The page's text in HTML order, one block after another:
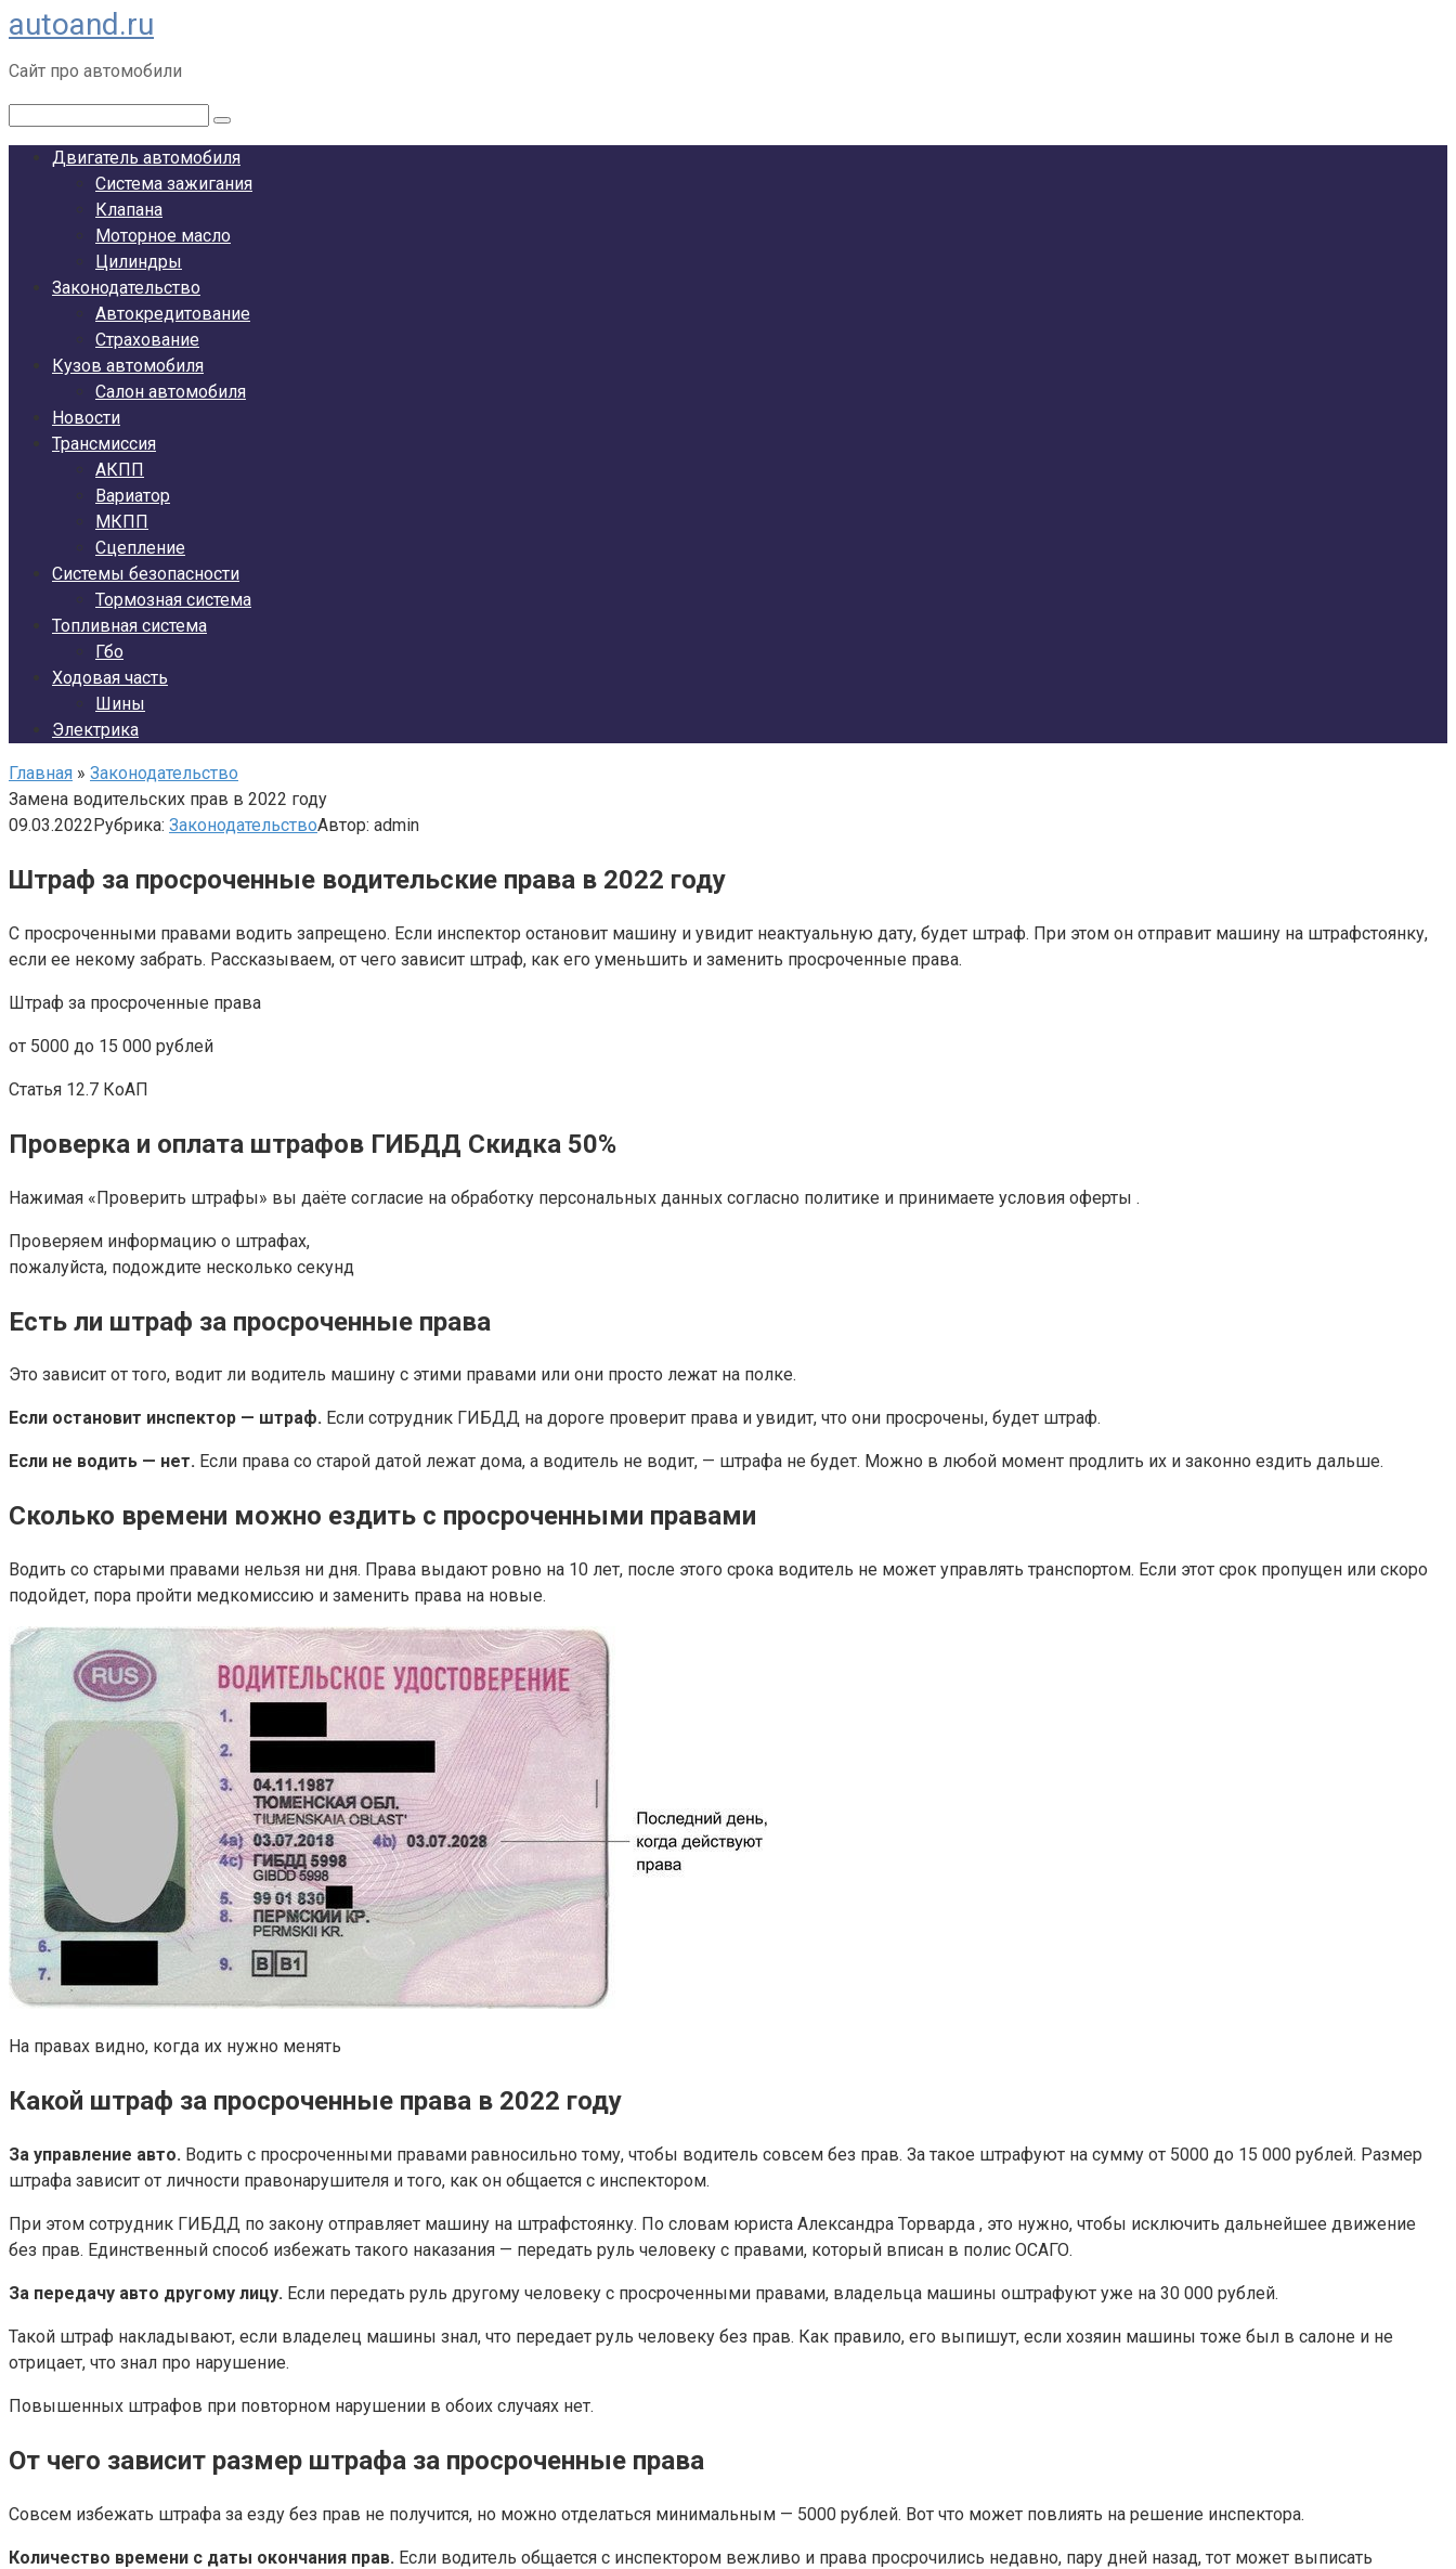
Перейти
к
контенту
autoand.ru
Сайт про автомобили
Двигатель автомобиля
Система зажигания
Клапана
Моторное масло
Цилиндры
Законодательство
Автокредитование
Страхование
Кузов автомобиля
Салон автомобиля
Новости
Трансмиссия
АКПП
Вариатор
МКПП
Сцепление
Системы безопасности
Тормозная система
Топливная система
Гбо
Ходовая часть
Шины
Электрика
Главная » Законодательство
Замена водительских прав в 2022 году
09.03.2022Рубрика: ЗаконодательствоАвтор: admin
Штраф за просроченные водительские права в 2022 году
С просроченными правами водить запрещено. Если инспектор остановит машину и увидит неактуальную дату, будет штраф. При этом он отправит машину на штрафстоянку,
если ее некому забрать. Рассказываем, от чего зависит штраф, как его уменьшить и заменить просроченные права.
Штраф за просроченные права
от 5000 до 15 000 рублей
Статья 12.7 КоАП
Проверка и оплата штрафов ГИБДД Скидка 50%
Нажимая «Проверить штрафы» вы даёте согласие на обработку персональных данных согласно политике и принимаете условия оферты .
Проверяем информацию о штрафах,
пожалуйста, подождите несколько секунд
Есть ли штраф за просроченные права
Это зависит от того, водит ли водитель машину с этими правами или они просто лежат на полке.
Если остановит инспектор — штраф. Если сотрудник ГИБДД на дороге проверит права и увидит, что они просрочены, будет штраф.
Если не водить — нет. Если права со старой датой лежат дома, а водитель не водит, — штрафа не будет. Можно в любой момент продлить их и законно ездить дальше.
Сколько времени можно ездить с просроченными правами
Водить со старыми правами нельзя ни дня. Права выдают ровно на 10 лет, после этого срока водитель не может управлять транспортом. Если этот срок пропущен или скоро
подойдет, пора пройти медкомиссию и заменить права на новые.
На правах видно, когда их нужно менять
Какой штраф за просроченные права в 2022 году
За управление авто. Водить с просроченными правами равносильно тому, чтобы водитель совсем без прав. За такое штрафуют на сумму от 5000 до 15 000 рублей. Размер
штрафа зависит от личности правонарушителя и того, как он общается с инспектором.
При этом сотрудник ГИБДД по закону отправляет машину на штрафстоянку. По словам юриста Александра Торварда , это нужно, чтобы исключить дальнейшее движение
без прав. Единственный способ избежать такого наказания — передать руль человеку с правами, который вписан в полис ОСАГО.
За передачу авто другому лицу. Если передать руль другому человеку с просроченными правами, владельца машины оштрафуют уже на 30 000 рублей.
Такой штраф накладывают, если владелец машины знал, что передает руль человеку без прав. Как правило, его выпишут, если хозяин машины тоже был в салоне и не
отрицает, что знал про нарушение.
Повышенных штрафов при повторном нарушении в обоих случаях нет.
От чего зависит размер штрафа за просроченные права
Совсем избежать штрафа за езду без прав не получится, но можно отделаться минимальным — 5000 рублей. Вот что может повлиять на решение инспектора.
Количество времени с даты окончания прав. Если водитель общается с инспектором вежливо и права просрочились недавно, пару дней назад, тот может выписать